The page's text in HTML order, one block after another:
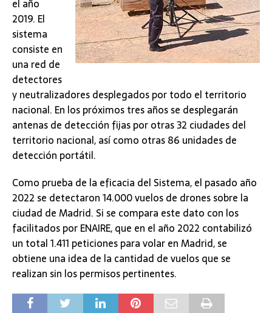
el año
2019. El
sistema
consiste en
una red de
detectores
y neutralizadores desplegados por todo el territorio
nacional. En los próximos tres años se desplegarán
antenas de detección fijas por otras 32 ciudades del
territorio nacional, así como otras 86 unidades de
detección portátil.
Como prueba de la eficacia del Sistema, el pasado año
2022 se detectaron 14.000 vuelos de drones sobre la
ciudad de Madrid. Si se compara este dato con los
facilitados por ENAIRE, que en el año 2022 contabilizó
un total 1.411 peticiones para volar en Madrid, se
obtiene una idea de la cantidad de vuelos que se
realizan sin los permisos pertinentes.